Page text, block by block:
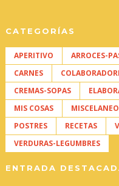
CATEGORÍAS
APERITIVO ARROCES-
CARNES
CREMAS-SOPAS
MIS COSAS
POSTRES
RECETAS
VERDURAS-LEGUMBRES
ENTRADA